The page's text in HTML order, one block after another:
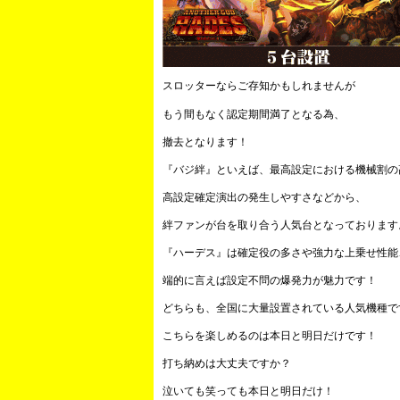
スロッターならご存知かもしれませんが
もう間もなく認定期間満了となる為、
撤去となります！
『バジ絆』といえば、最高設定における機械割の
高設定確定演出の発生しやすさなどから、
絆ファンが台を取り合う人気台となっております
『ハーデス』は確定役の多さや強力な上乗せ性能
端的に言えば設定不問の爆発力が魅力です！
どちらも、全国に大量設置されている人気機種
こちらを楽しめるのは本日と明日だけです！
打ち納めは大丈夫ですか？
泣いても笑っても本日と明日だけ！